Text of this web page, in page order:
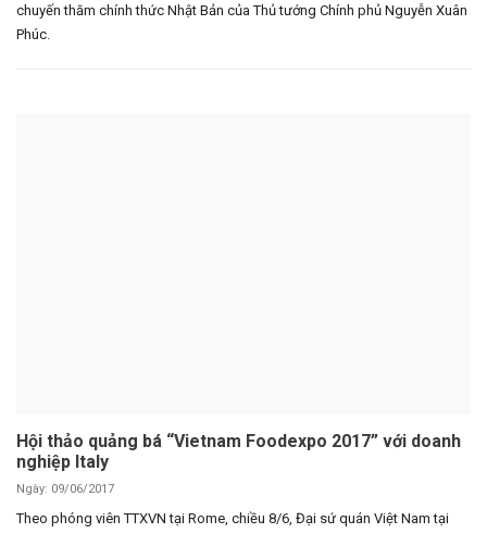
chuyến thăm chính thức Nhật Bản của Thủ tướng Chính phủ Nguyễn Xuân
Phúc.
Hội thảo quảng bá “Vietnam Foodexpo 2017” với doanh
nghiệp Italy
Ngày: 09/06/2017
Theo phóng viên TTXVN tại Rome, chiều 8/6, Đại sứ quán Việt Nam tại